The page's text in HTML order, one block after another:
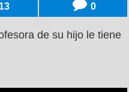
13 0
de su hijo le tiene